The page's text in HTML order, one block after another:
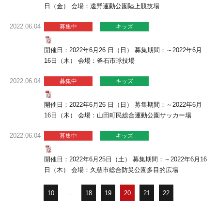
日（金） 会場：遠野運動公園陸上競技場
2022.06.04 募集中 キッズ
開催日：2022年6月26 日（日） 募集期間：～2022年6月
16日（木） 会場：釜石市球技場
2022.06.04 募集中 キッズ
開催日：2022年6月26 日（日） 募集期間：～2022年6月
16日（木） 会場：山田町民総合運動公園サッカー場
2022.06.04 募集中 キッズ
開催日：2022年6月25日（土） 募集期間：～2022年6月16
日（木） 会場：久慈市総合防災公園多目的広場
... 10 ... 18 19 20 21 22 ...